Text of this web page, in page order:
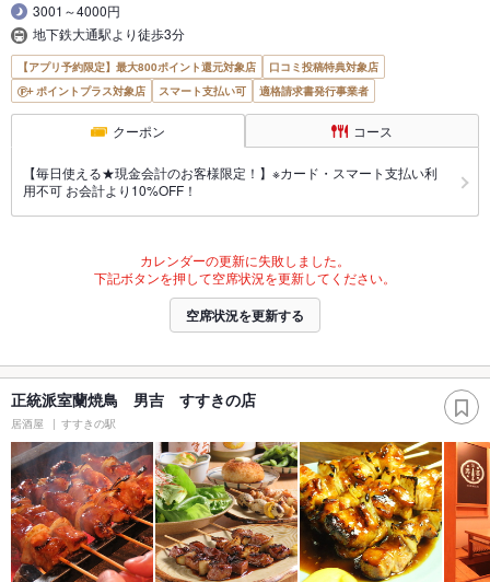
3001～4000円
地下鉄大通駅より徒歩3分
【アプリ予約限定】最大800ポイント還元対象店
口コミ投稿特典対象店
ポイントプラス対象店
スマート支払い可 適格請求書発行事業者
クーポン コース
【毎日使える★現金会計のお客様限定！】※カード・スマート支払い利
用不可 お会計より10%OFF！
カレンダーの更新に失敗しました。
下記ボタンを押して空席状況を更新してください。
空席状況を更新する
正統派室蘭焼鳥 男吉 すすきの店
居酒屋 すすきの駅